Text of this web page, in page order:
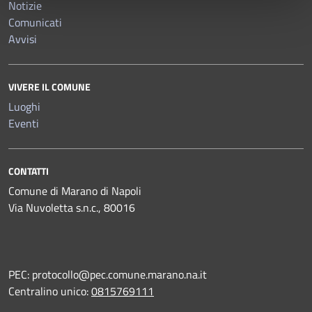
Notizie
Comunicati
Avvisi
VIVERE IL COMUNE
Luoghi
Eventi
CONTATTI
Comune di Marano di Napoli
Via Nuvoletta s.n.c., 80016
PEC: protocollo@pec.comune.marano.na.it
Centralino unico:0815769111